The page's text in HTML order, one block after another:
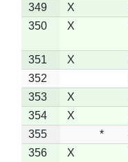
349
X
350
X
351 X
352
353
X
354
X
355
*
356
X